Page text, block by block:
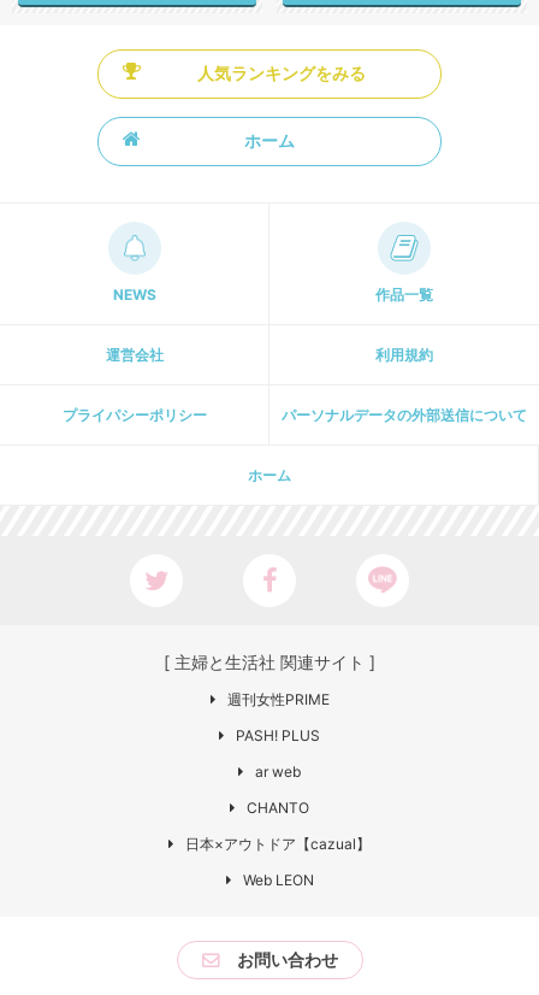
人気ランキングをみる
ホーム
NEWS 作品一覧
運営会社 利用規約
プライパシーポリシー パーソナルデータの外部送信について
ホーム
[ 主婦と生活社 関連サイト ]
週刊女性PRIME
PASH! PLUS
ar web
CHANTO
日本×アウトドア【cazual】
Web LEON
お問い合わせ